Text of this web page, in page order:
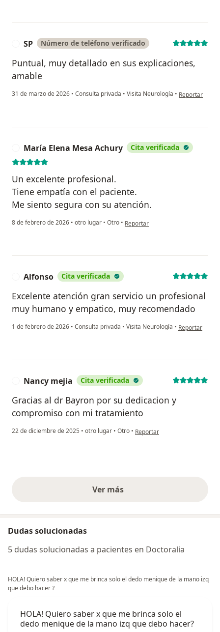
SP Número de teléfono verificado
Puntual, muy detallado en sus explicaciones,
amable
31 de marzo de 2026 • Consulta privada • Visita Neurología • en opinión del
Reportar
María Elena Mesa Achury Cita verificada
Un excelente profesional.
Tiene empatía con el paciente.
Me siento segura con su atención.
8 de febrero de 2026 • otro lugar • Otro • en opinión del usuario María
Reportar
Alfonso Cita verificada
Excelente atención gran servicio un profesional
muy humano y empatico, muy recomendado
1 de febrero de 2026 • Consulta privada • Visita Neurología • en opinión del
Reportar
Nancy mejia Cita verificada
Gracias al dr Bayron por su dedicacion y
compromiso con mi tratamiento
22 de diciembre de 2025 • otro lugar • Otro • en opinión del usuario Nancy
Reportar
Ver másopiniones anteriores
Dudas solucionadas
5 dudas solucionadas a pacientes en Doctoralia
HOLA! Quiero saber x que me brinca solo el dedo menique de la mano izq
que debo hacer ?
HOLA! Quiero saber x que me brinca solo el
dedo menique de la mano izq que debo hacer?